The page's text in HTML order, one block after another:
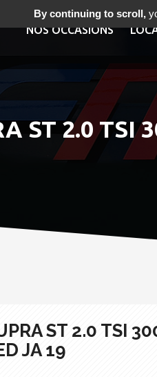
NOS OCCASIONS
ST 2.0 TSI
ST 2.0 TSI
JA 19
By continuing to scroll,